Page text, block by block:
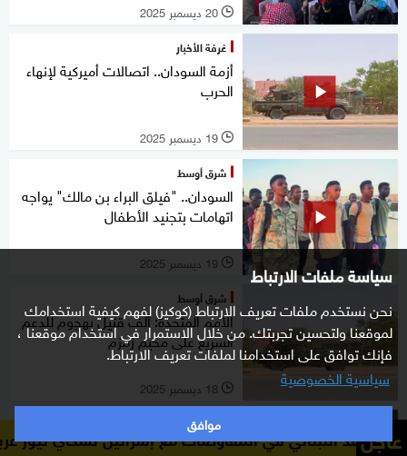
سياسة ملفات الارتباط
نحن نستخدم ملفات تعريف الارتباط (كوكيز) لفهم كيفية استخدامك
لموقعنا ولتحسين تجربتك. من خلال الاستمرار في استخدام موقعنا ،
فإنك توافق على استخدامنا لملفات تعريف الارتباط.
سياسية الخصوصية
موافق
l 20 ديسمبر 2025
غرفة الأخبار
أزمة السودان.. اتصالات أميركية لإنهاء
الحرب
l 19 ديسمبر 2025
شرق أوسط
السودان.. "فيلق البراء بن مالك" يواجه
اتهامات بتجنيد الأطفال
l 19 ديسمبر 2025
شرق أوسط
الأمم المتحدة: ألف قتيل بهجوم للدعم
السريع على مخيم زمزم
l 18 ديسمبر 2025
غرفة الأخبار
أزمة السودان.. اتهامات بارتكاب جرائم عاجلالمفاوضات مع إسرائيل لسكاي نيوز عربية: العودة إلى